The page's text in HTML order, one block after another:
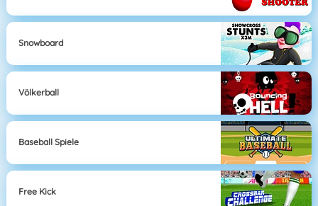
Snowboard
Völkerball
Baseball Spiele
Free Kick